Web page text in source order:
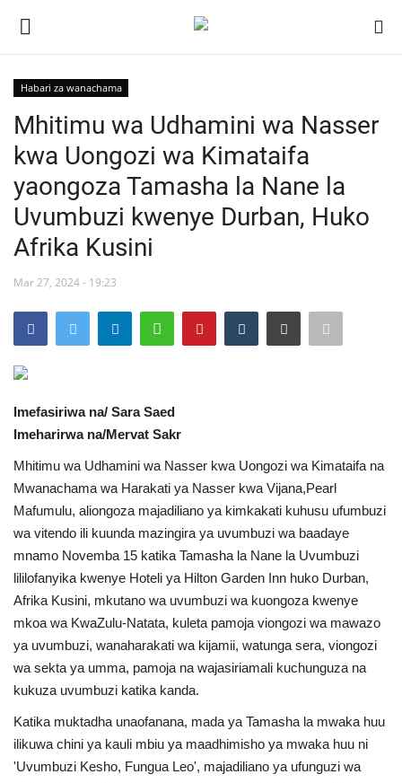
Nyumba
Jukwaa la Nasser la Kimataifa
Wasiliana
Misri
Urithi wa Nasser
Habari
Harakati ya Nasser kwa Vijana
Udhamini wa Nasser
Kanuni na Masharti ya Udhamini wa
Nasser
Nyaraka na Marejeleo
Waanzilishi
Raia wa ulimwengu mzima
Habari za wanachama
Mhitimu wa Udhamini wa Nasser
kwa Uongozi wa Kimataifa
yaongoza Tamasha la Nane la
Uvumbuzi kwenye Durban, Huko
Afrika Kusini
Mar 27, 2024 - 19:23
Imefasiriwa na/ Sara Saed
Imeharirwa na/Mervat Sakr
Mhitimu wa Udhamini wa Nasser kwa Uongozi wa Kimataifa na
Mwanachama wa Harakati ya Nasser kwa Vijana,Pearl
Mafumulu, aliongoza majadiliano ya kimkakati kuhusu ufumbuzi
wa vitendo ili kuunda mazingira ya uvumbuzi wa baadaye
mnamo Novemba 15 katika Tamasha la Nane la Uvumbuzi
lililofanyika kwenye Hoteli ya Hilton Garden Inn huko Durban,
Afrika Kusini, mkutano wa uvumbuzi wa kuongoza kwenye
mkoa wa KwaZulu-Natata, kuleta pamoja viongozi wa mawazo
ya uvumbuzi, wanaharakati wa kijamii, watunga sera, viongozi
wa sekta ya umma, pamoja na wajasiriamali kuchunguza na
kukuza uvumbuzi katika kanda.
Katika muktadha unaofanana, mada ya Tamasha la mwaka huu
ilikuwa chini ya kauli mbiu ya maadhimisho ya mwaka huu ni
'Uvumbuzi Kesho, Fungua Leo', majadiliano ya ufunguzi wa